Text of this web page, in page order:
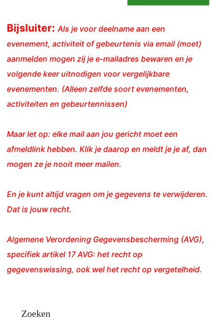
Bijsluiter: Als je voor deelname aan een
evenement, activiteit of gebeurtenis via email (moet)
aanmelden mogen zij je e-mailadres bewaren en je
volgende keer uitnodigen voor vergelijkbare
evenementen. (Alleen zelfde soort evenementen,
activiteiten en gebeurtennissen)
Maar let op: elke mail aan jou gericht moet een
afmeldlink hebben. Klik je daarop en meldt je je af, dan
mogen ze je nooit meer mailen.
En je kunt altijd vragen om je gegevens te verwijderen.
Dat is jouw recht.
Algemene Verordening Gegevensbescherming (AVG),
specifiek artikel 17 AVG: het recht op
gegevenswissing, ook wel het recht op vergetelheid.
Zoeken